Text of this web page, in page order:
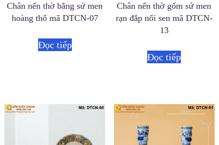
Chân nến thờ bằng sứ men
hoàng thổ mã DTCN-07
Đọc tiếp
Chân nến thờ gốm sứ men
rạn đắp nổi sen mã DTCN-
13
Đọc tiếp